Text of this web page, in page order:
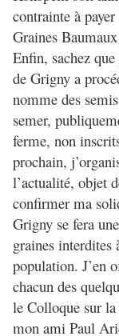
contrainte à
Graines
Enfin, sachez
de Grigny a
nomme des
semer,
ferme, non
prochain,
l’actualité, objet
confirmer ma
Grigny se fera
graines
population. J’en
chacun des
le Colloque sur la
mon ami Paul